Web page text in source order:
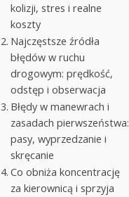
kolizji, stres i realne
koszty
Najczęstsze źródła
błędów w ruchu
drogowym: prędkość,
odstęp i obserwacja
Błędy w manewrach i
zasadach pierwszeństwa:
pasy, wyprzedzanie i
skręcanie
Co obniża koncentrację
za kierownicą i sprzyja